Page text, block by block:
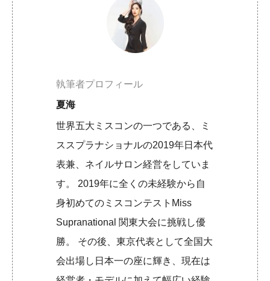
執筆者プロフィール
夏海
世界五大ミスコンの一つである、ミ
ススプラナショナルの2019年日本代
表兼、ネイルサロン経営をしていま
す。 2019年に全くの未経験から自
身初めてのミスコンテストMiss
Supranational 関東大会に挑戦し優
勝。 その後、東京代表として全国大
会出場し日本一の座に輝き、現在は